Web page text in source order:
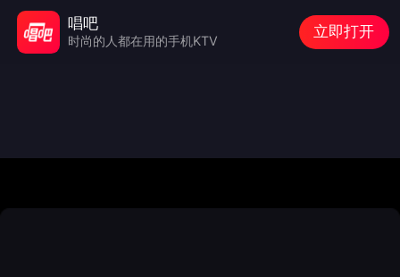
唱吧
时尚的人都在用的手机KTV
立即打开